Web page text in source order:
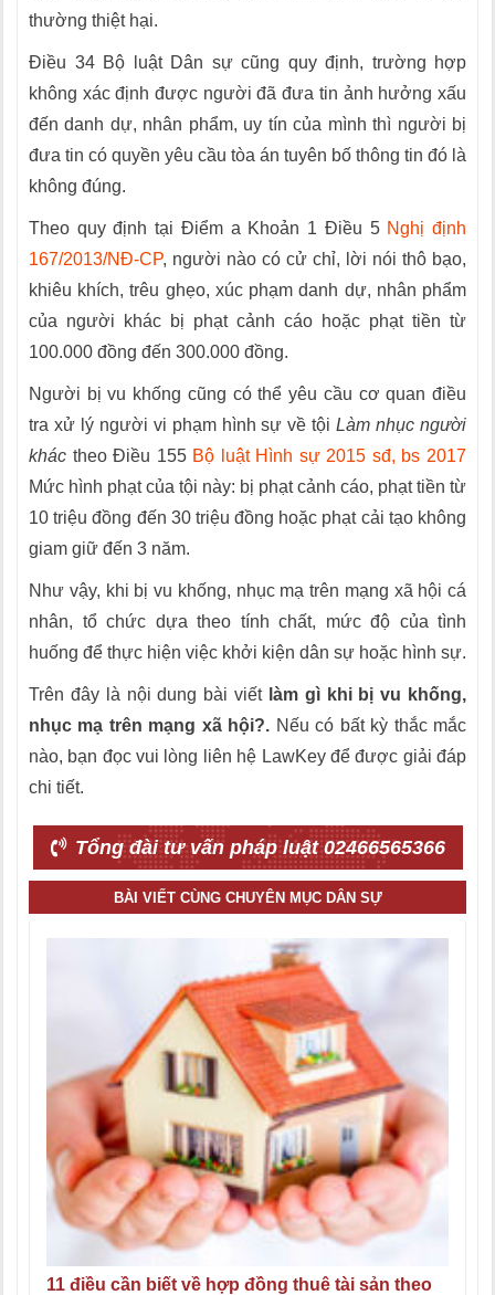
thường thiệt hại.
Điều 34 Bộ luật Dân sự cũng quy định, trường hợp
không xác định được người đã đưa tin ảnh hưởng xấu
đến danh dự, nhân phẩm, uy tín của mình thì người bị
đưa tin có quyền yêu cầu tòa án tuyên bố thông tin đó là
không đúng.
Theo quy định tại Điểm a Khoản 1 Điều 5 Nghị định
167/2013/NĐ-CP, người nào có cử chỉ, lời nói thô bạo,
khiêu khích, trêu ghẹo, xúc phạm danh dự, nhân phẩm
của người khác bị phạt cảnh cáo hoặc phạt tiền từ
100.000 đồng đến 300.000 đồng.
Người bị vu khống cũng có thể yêu cầu cơ quan điều
tra xử lý người vi phạm hình sự về tộiLàm nhục người
khác theo Điều 155 Bộ luật Hình sự 2015 sđ, bs 2017
Mức hình phạt của tội này: bị phạt cảnh cáo, phạt tiền từ
10 triệu đồng đến 30 triệu đồng hoặc phạt cải tạo không
giam giữ đến 3 năm.
Như vậy, khi bị vu khống, nhục mạ trên mạng xã hội cá
nhân, tổ chức dựa theo tính chất, mức độ của tình
huống để thực hiện việc khởi kiện dân sự hoặc hình sự.
Trên đây là nội dung bài viết làm gì khi bị vu khống,
nhục mạ trên mạng xã hội?. Nếu có bất kỳ thắc mắc
nào, bạn đọc vui lòng liên hệ LawKey để được giải đáp
chi tiết.
Tổng đài tư vấn pháp luật 02466565366
BÀI VIẾT CÙNG CHUYÊN MỤC DÂN SỰ
11 điều cần biết về hợp đồng thuê tài sản theo